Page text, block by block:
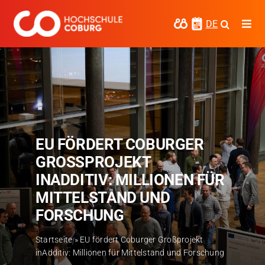
Inhalt
springen
DE
Studieren
Forschen
Kooperieren
Hochschule Coburg
Regionalentwicklung
Entdecke die Region
Informationen für …
Kontakt
EU FÖRDERT COBURGER
GROSSPROJEKT I
NADDITIV: MILLIONEN FÜR M
ITTELSTAND UND F
ORSCHUNG
Startseite» EU fördert Coburger Großprojekt
inAdditiv: Millionen für Mittelstand und Forschung